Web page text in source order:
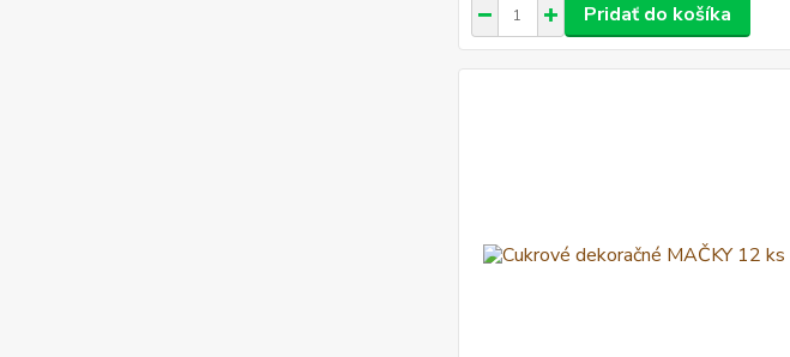
Pridať do košíka